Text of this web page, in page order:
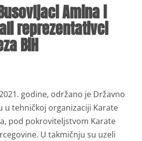
Amina i
reprezentativci
BiH
godine, održano je Državno
u tehničkoj organizaciji Karate
pod pokroviteljstvom Karate
U takmičnju su uzeli